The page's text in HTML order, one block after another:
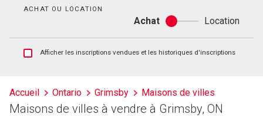
ACHAT OU LOCATION
Achat
Achat
ou
location
Location
Afficher
et
les
Afficher les inscriptions vendues et les historiques d'inscriptions
Accueil Ontario Grimsby Maisons de villes
Maisons de villes à vendre à Grimsby, ON